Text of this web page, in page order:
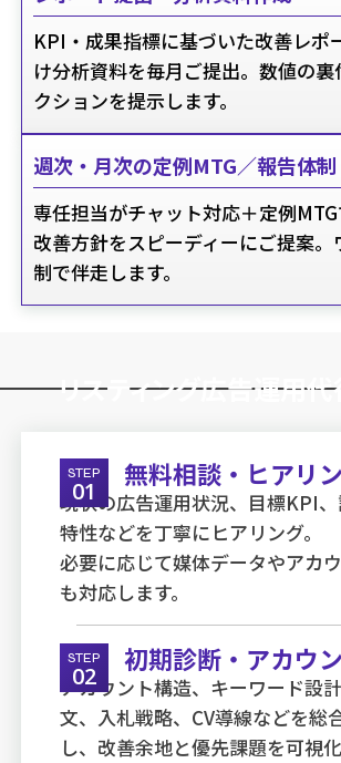
KPI・成果指標に基づいた改善レポ
け分析資料を毎月ご提出。数値の
クションを提示します。
週次・月次の定例MTG／報告体制
専任担当がチャット対応＋定例MTG
改善方針をスピーディーにご提案。
制で伴走します。
リスティング広告運用
STEP
01
無料相談・ヒアリ
現状の広告運用状況、目標KPI
特性などを丁寧にヒアリング。
必要に応じて媒体データやアカ
も対応します。
STEP
02
初期診断・アカウ
アカウント構造、キーワード設
文、入札戦略、CV導線などを総
し、改善余地と優先課題を可視化